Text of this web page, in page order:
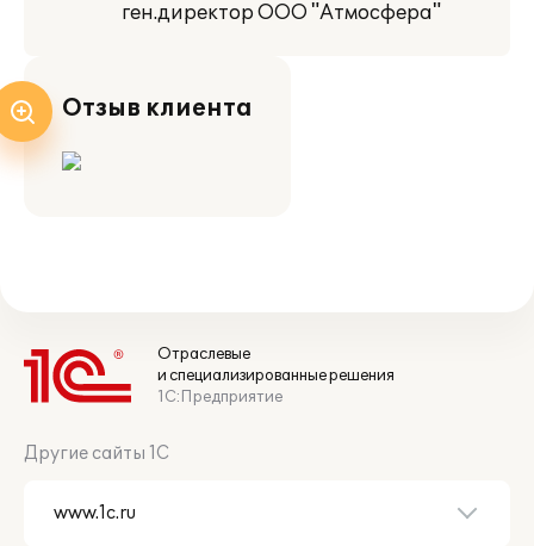
ген.директор ООО "Атмосфера"
Отзыв клиента
Отраслевые
и специализированные решения
1С:Предприятие
Другие сайты 1С